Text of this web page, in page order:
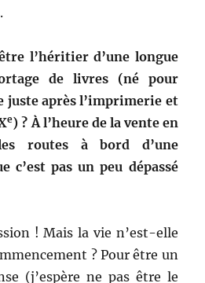
l’héritier d’une longue
de livres (né pour
juste après l’imprimerie et
e) ? À l’heure de la vente en
routes à bord d’une
c’est pas un peu dépassé
! Mais la vie n’est-elle
? Pour être un
(j’espère ne pas être le